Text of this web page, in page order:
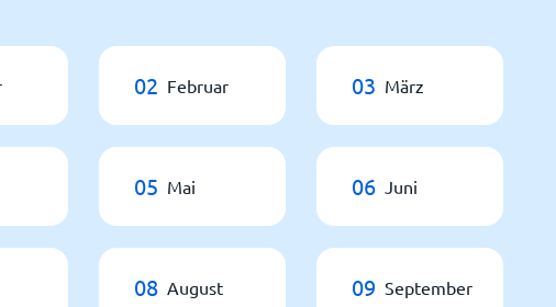
02 Februar 03 März
05 Mai 06 Juni
08 August 09 September